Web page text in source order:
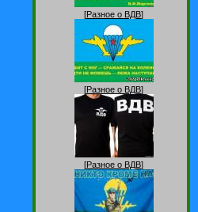
[Разное о ВДВ]
[Разное о ВДВ]
[Разное о ВДВ]